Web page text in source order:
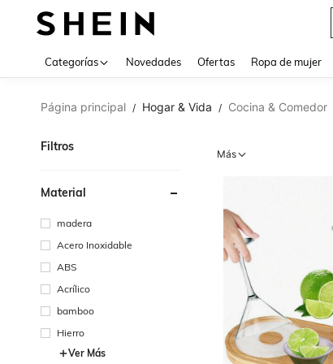
Categorías Novedades Ofertas Ropa de mujer
Página principal / Hogar & Vida / Cocina & Comedor
Filtros
Material
madera
Acero Inoxidable
ABS
Acrílico
bamboo
Hierro
Ver Más
Más